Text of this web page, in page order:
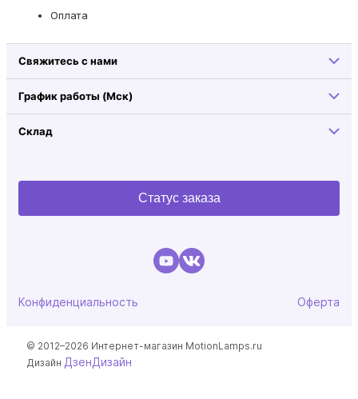
Оплата
Свяжитесь с нами
График работы (Мск)
Склад
Статус заказа
Конфиденциальность Оферта
© 2012–2026 Интернет-магазин MotionLamps.ru
Дизайн ДзенДизайн